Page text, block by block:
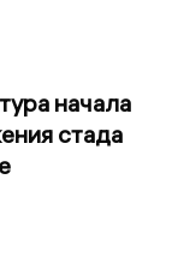
начала
стада